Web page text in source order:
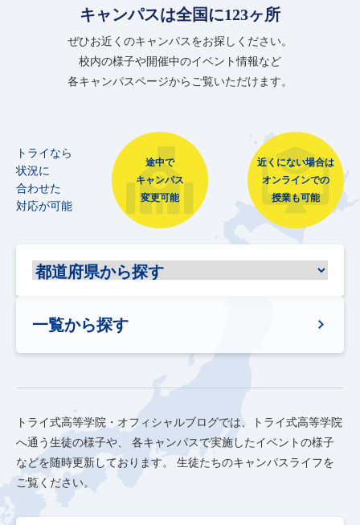
キャンパスは全国に123ヶ所
ぜひお近くのキャンパスをお探しください。
校内の様子や開催中のイベント情報など
各キャンパスページからご覧いただけます。
トライなら
状況に
合わせた
対応が可能
途中で
キャンパス
変更可能
近くにない場合は
オンラインでの
授業も可能
一覧から探す
トライ式高等学院・オフィシャルブログでは、トライ式高等学院
へ通う生徒の様子や、
各キャンパスで実施したイベントの様子
などを随時更新しております。
生徒たちのキャンパスライフを
ご覧ください。